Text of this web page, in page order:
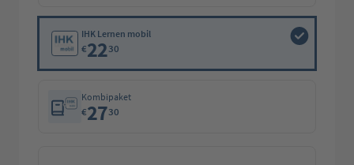
IHK Lernen mobil
€2230
Kombipaket
€2730